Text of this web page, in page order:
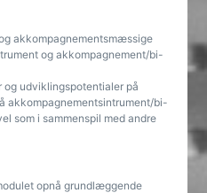
akkompagnementsmæssige
og akkompagnement/bi-
og udviklingspotentialer på
akkompagnementsintrument/bi-
som i sammenspil med andre
opnå grundlæggende